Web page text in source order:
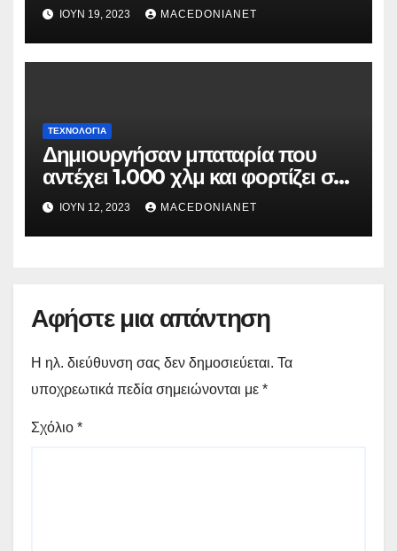
ΙΟΎΝ 19, 2023 MACEDONIANET
ΤΕΧΝΟΛΟΓΊΑ
Δημιουργήσαν μπαταρία που
αντέχει 1.000 χλμ και φορτίζει σε
6 λεπτά
ΙΟΎΝ 12, 2023 MACEDONIANET
Αφήστε μια απάντηση
Η ηλ. διεύθυνση σας δεν δημοσιεύεται. Τα
υποχρεωτικά πεδία σημειώνονται με *
Σχόλιο *